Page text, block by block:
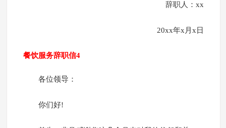
辞职人：xx
20xx年x月x日
餐饮服务辞职信4
各位领导：
你们好!